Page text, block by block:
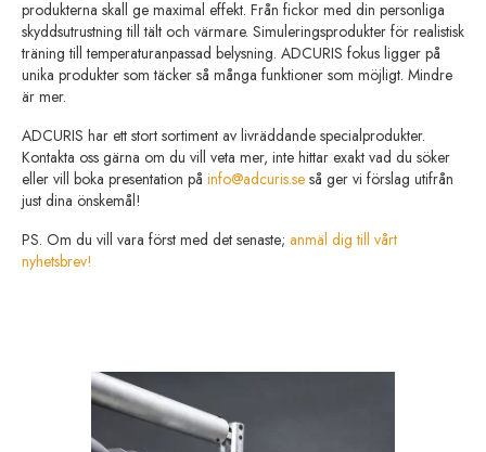
produkterna skall ge maximal effekt. Från fickor med din personliga
skyddsutrustning till tält och värmare. Simuleringsprodukter för realistisk
träning till temperaturanpassad belysning. ADCURIS fokus ligger på
unika produkter som täcker så många funktioner som möjligt. Mindre
är mer.
ADCURIS har ett stort sortiment av livräddande specialprodukter.
Kontakta oss gärna om du vill veta mer, inte hittar exakt vad du söker
eller vill boka presentation på info@adcuris.se så ger vi förslag utifrån
just dina önskemål!
PS. Om du vill vara först med det senaste; anmäl dig till vårt
nyhetsbrev!